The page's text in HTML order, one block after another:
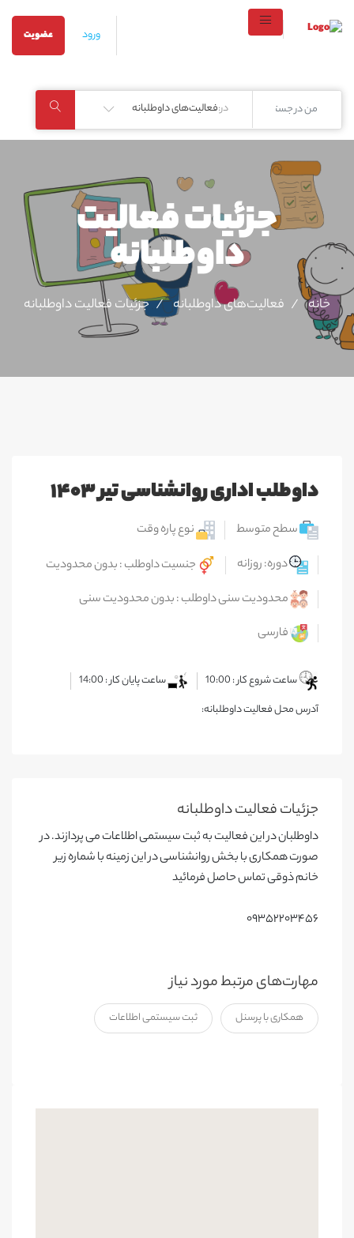
ورود عضویت
در:فعالیت‌های داوطلبانه
جزئیات فعالیت‌
داوطلبانه
خانه فعالیت‌های داوطلبانه جزئیات فعالیت‌ داوطلبانه
داوطلب اداری روانشناسی تیر ۱۴۰۳
سطح متوسط
نوع پاره وقت
دوره: روزانه
جنسیت داوطلب : بدون محدودیت
محدودیت سنی داوطلب : بدون محدودیت سنی
فارسی
ساعت شروع کار : 10:00
ساعت پایان کار : 14:00
آدرس محل فعالیت داوطلبانه:
جزئیات فعالیت‌ داوطلبانه
داوطلبان در این فعالیت به ثبت سیستمی اطلاعات می پردازند. در
صورت همکاری با بخش روانشناسی در این زمینه با شماره زیر
خانم ذوقی تماس حاصل فرمائید
۰۹۳۵۲۲۰۳۴۵۶
مهارت‌های مرتبط مورد نیاز
همکاری با پرسنل ثبت سیستمی اطلاعات